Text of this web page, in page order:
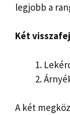
legjobb a
Két
A két